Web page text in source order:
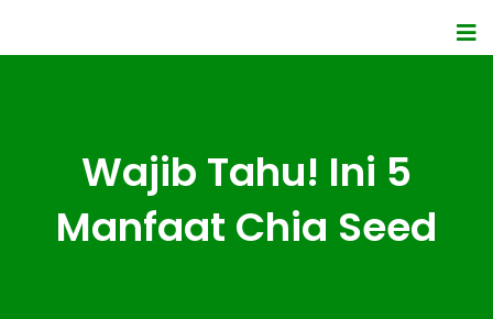
Wajib Tahu! Ini 5
Manfaat Chia Seed